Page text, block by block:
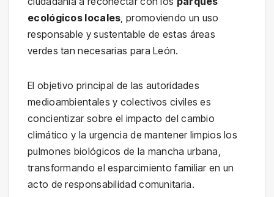
ecológicos locales, promoviendo un uso
responsable y sustentable de estas áreas
verdes tan necesarias para León.
El objetivo principal de las autoridades
medioambientales y colectivos civiles es
concientizar sobre el impacto del cambio
climático y la urgencia de mantener limpios los
pulmones biológicos de la mancha urbana,
transformando el esparcimiento familiar en un
acto de responsabilidad comunitaria.